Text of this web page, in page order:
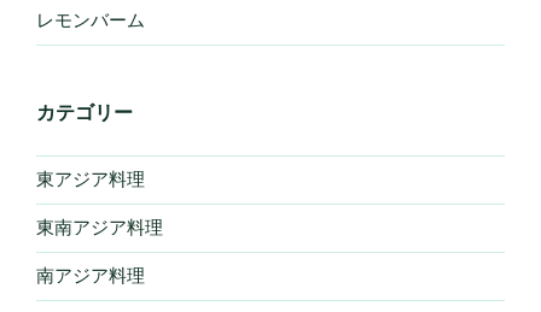
レモンバーム
カテゴリー
東アジア料理
東南アジア料理
南アジア料理